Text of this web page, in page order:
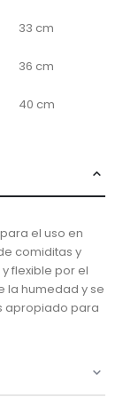
33 cm
36 cm
40 cm
el uso en
comiditas y
flexible por el
la humedad y se
apropiado para